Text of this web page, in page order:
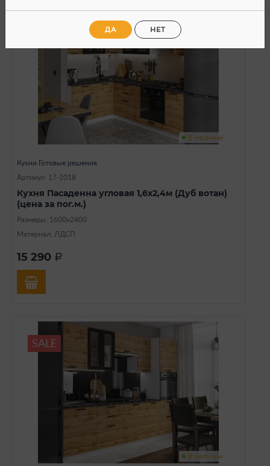
В наличии
Кухни Готовые решения
Артикул: 17-1018
Кухня Пасаденна угловая 1,6x2,4м (Дуб вотан)
(цена за пог.м.)
Размеры: 1600х2400
Материал: ЛДСП
15 290 a
SALE
В наличии
ДА НЕТ